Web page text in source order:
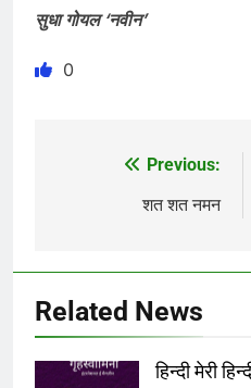
सुधा गोयल ‘नवीन’
0
navigation
Previous:
शत शत नमन
Related News
हिन्दी मेरी